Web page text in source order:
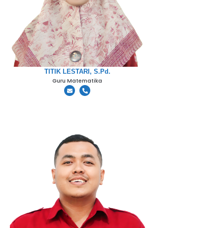
TITIK LESTARI, S.Pd.
Guru Matematika